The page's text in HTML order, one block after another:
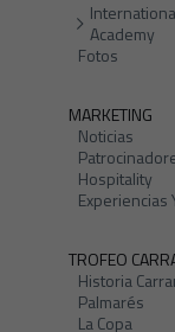
Academy
Fotos
MARKETING
Noticias
Hospitality
Experiencias
TROFEO
Historia
Palmarés
La Copa